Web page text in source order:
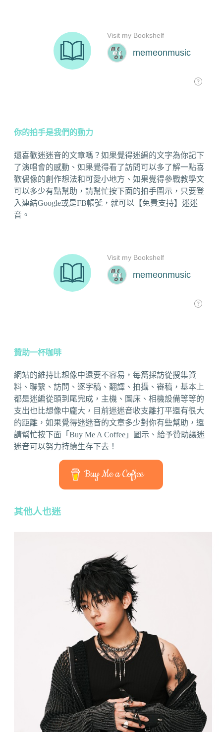
你的拍手是我們的動力
還喜歡迷迷音的文章嗎？如果覺得迷編的文字為你記下
了演唱會的感動、如果覺得看了訪問可以多了解一點喜
歡偶像的創作想法和可愛小地方、如果覺得參戰教學文
可以多少有點幫助，請幫忙按下面的拍手圖示，只要登
入連結Google或是FB帳號，就可以【免費支持】迷迷
音。
贊助一杯咖啡
網站的維持比想像中還要不容易，每篇採訪從搜集資
料、聯繫、訪問、逐字稿、翻譯、拍攝、審稿，基本上
都是迷編從頭到尾完成，主機、圖床、相機設備等等的
支出也比想像中龐大，目前迷迷音收支離打平還有很大
的距離，如果覺得迷迷音的文章多少對你有些幫助，還
請幫忙按下面「Buy Me A Coffee」圖示、給予贊助讓迷
迷音可以努力持續生存下去！
Buy Me a Coffee
其他人也迷